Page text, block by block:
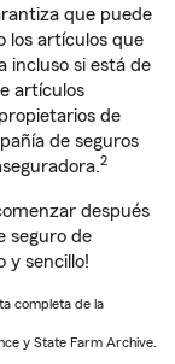
que puede
los artículos que
incluso si está de
artículos
de
de seguros
2
después
seguro de
y sencillo!
completa de la
y State Farm Archive.